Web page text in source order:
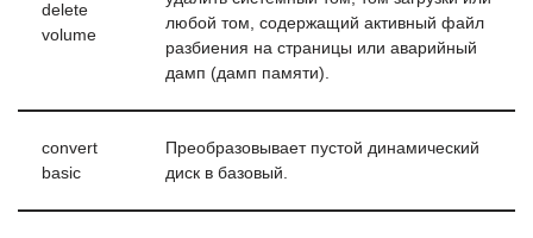
delete
volume
любой том, содержащий активный файл
разбиения на страницы или аварийный
дамп (дамп памяти).
convert
basic
Преобразовывает пустой динамический
диск в базовый.